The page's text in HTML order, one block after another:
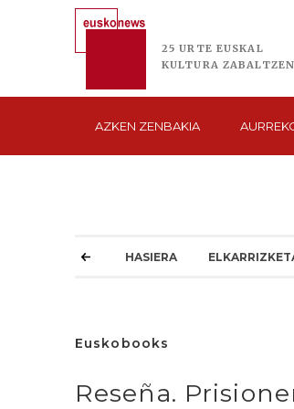
25 URTE EUSKAL
KULTURA ZABALTZEN
AZKEN ZENBAKIA
HASIERA
Euskobooks
Reseña.